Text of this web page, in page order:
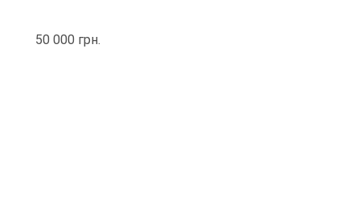
50 000 грн.